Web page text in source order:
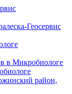
Геосервис
в Микробиологе
район,